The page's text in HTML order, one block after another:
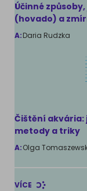
Účinné
(hovado) a
A:Daria Rudzka
Čištění akvária:
metody a triky
A:Olga
VÍCE